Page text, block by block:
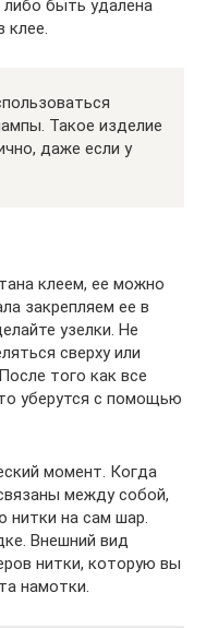
быть удалена
клее.
Такое изделие
даже если у
клеем, ее можно
закрепляем ее в
узелки. Не
сверху или
того как все
уберутся с помощью
момент. Когда
между собой,
нитки на сам шар.
Внешний вид
нитки, которую вы
намотки.